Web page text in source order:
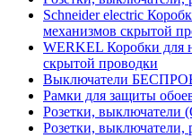
Schneider electric
механизмов скрытой
WERKEL Коробки для
скрытой проводки
Выключатели
Рамки для защиты
Розетки,
Розетки,